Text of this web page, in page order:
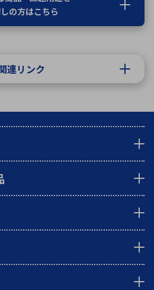
の方はこちら
連リンク